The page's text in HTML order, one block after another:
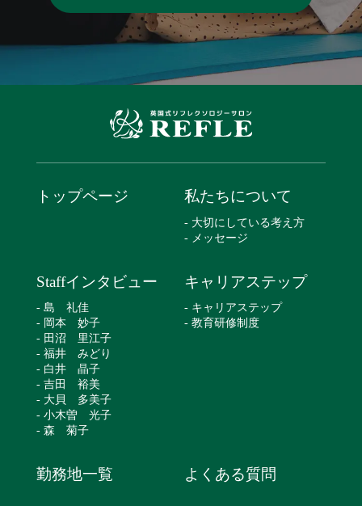
トップページ 私たちについて
- 大切にしている考え方
- メッセージ
Staffインタビュー
- 島 礼佳
- 岡本 妙子
- 田沼 里江子
- 福井 みどり
- 白井 晶子
- 吉田 裕美
- 大貝 多美子
- 小木曽 光子
- 森 菊子
キャリアステップ
- キャリアステップ
- 教育研修制度
勤務地一覧 よくある質問